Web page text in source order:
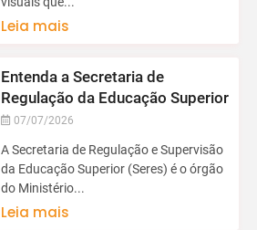
Leia mais
Entenda a Secretaria de
Regulação da Educação Superior
07/07/2026
A Secretaria de Regulação e Supervisão
da Educação Superior (Seres) é o órgão
do Ministério...
Leia mais